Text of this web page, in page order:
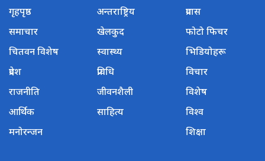
गृहपृष्ठ
समाचार
चितवन विशेष
प्रदेश
राजनीति
आर्थिक
मनोरन्जन
अन्तराष्ट्रिय
खेलकुद
स्वास्थ्य
प्रविधि
जीवनशैली
साहित्य
प्रवास
फोटो फिचर
भिडियोहरू
विचार
विशेष
विश्व
शिक्षा